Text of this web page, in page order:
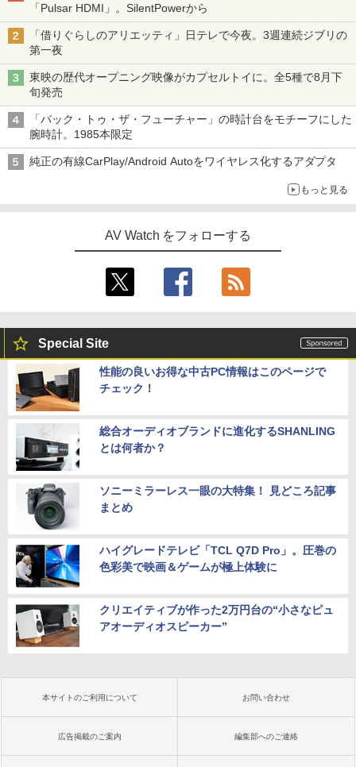
「Pulsar HDMI」。SilentPowerから
「借りぐらしのアリエッティ」日テレで今夜。3週連続ジブリの
第一夜
東映の歴代オープニング映像がカプセルトイに。全5種で8月下
旬発売
「バック・トゥ・ザ・フューチャー」の時計台をモチーフにした
腕時計。1985本限定
純正の有線CarPlay/Android Autoをワイヤレス化するアダプタ
もっと見る
AV Watch をフォローする
Special Site
性能の良いお得な中古PC情報はこのページで
チェック！
総合オーディオブランドに進化するSHANLING
とは何者か？
ソニーミラーレス一眼の大特集！ 見どころ記事
まとめ
ハイグレードテレビ「TCL Q7D Pro」。圧巻の
色彩美で映画＆ゲームが極上体験に
クリエイティブが作った2万円台の“小さなピュ
アオーディオスピーカー”
本サイトのご利用について お問い合わせ
広告掲載のご案内 編集部へのご連絡